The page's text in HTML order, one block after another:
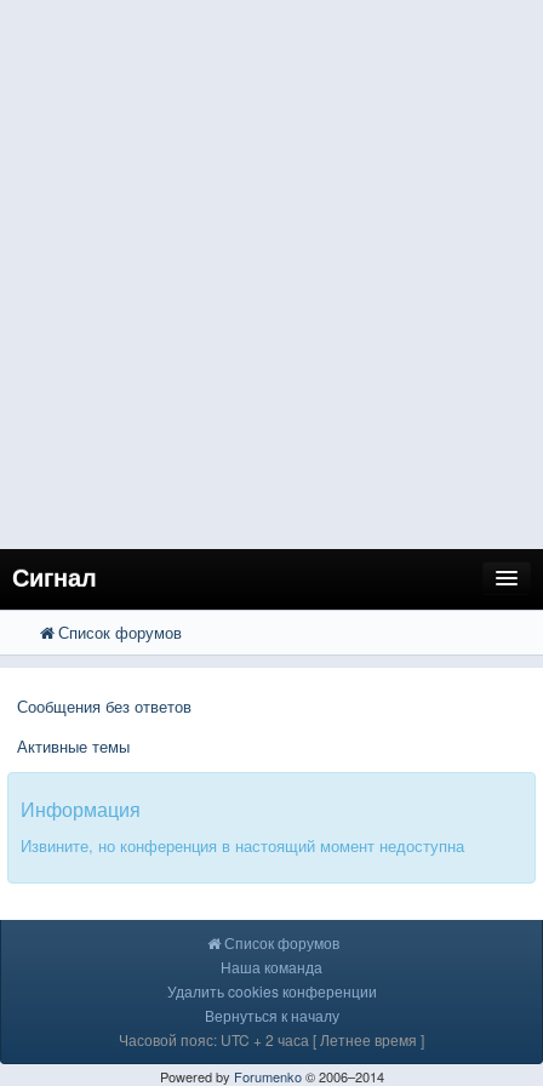
Сигнал
FAQ
Вход
Расширенный поиск
Список форумов
Сообщения без ответов
Активные темы
Информация
Извините, но конференция в настоящий момент недоступна
Список форумов
Наша команда
Удалить cookies конференции
Вернуться к началу
Часовой пояс: UTC + 2 часа [ Летнее время ]
Powered by Forumenko© 2006–2014